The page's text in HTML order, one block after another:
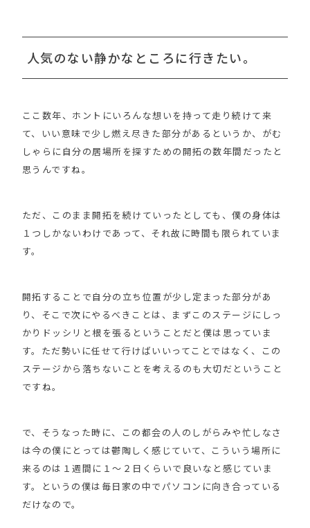
人気のない静かなところに行きたい。
ここ数年、ホントにいろんな想いを持って走り続けて来
て、いい意味で少し燃え尽きた部分があるというか、がむ
しゃらに自分の居場所を探すための開拓の数年間だったと
思うんですね。
ただ、このまま開拓を続けていったとしても、僕の身体は
１つしかないわけであって、それ故に時間も限られていま
す。
開拓することで自分の立ち位置が少し定まった部分があ
り、そこで次にやるべきことは、まずこのステージにしっ
かりドッシリと根を張るということだと僕は思っていま
す。ただ勢いに任せて行けばいいってことではなく、この
ステージから落ちないことを考えるのも大切だということ
ですね。
で、そうなった時に、この都会の人のしがらみや忙しなさ
は今の僕にとっては鬱陶しく感じていて、こういう場所に
来るのは１週間に１〜２日くらいで良いなと感じていま
す。というの僕は毎日家の中でパソコンに向き合っている
だけなので。